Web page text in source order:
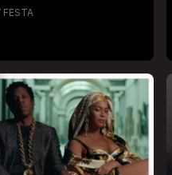
VIRAL
lascia tutto:
mie, siete state una